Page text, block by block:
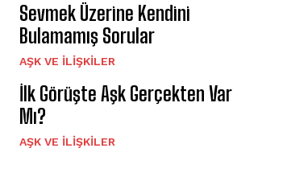
Sevmek Üzerine Kendini
Bulamamış Sorular
AŞK VE İLIŞKILER
İlk Görüşte Aşk Gerçekten Var
Mı?
AŞK VE İLIŞKILER